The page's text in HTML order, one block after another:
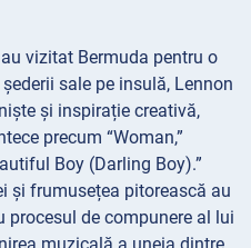
vizitat Bermuda pentru o
sale pe insulă, Lennon
și inspirație creativă,
precum “Woman,”
Boy (Darling Boy).”
și frumusețea pitorească au
de compunere al lui